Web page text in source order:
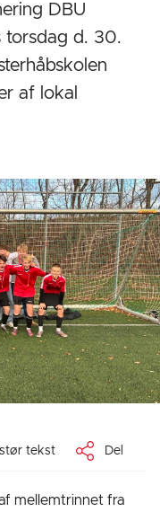
DBU
torsdag d. 30.
af lokal
tekst Del
mellemtrinnet fra